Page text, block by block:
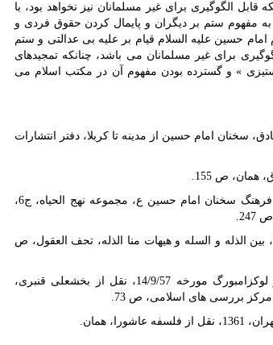
الگوگیری برای غیر مسلمانان نیز نخواهد بود، با
مفهوم ستم بر دیگران و پایمال کردن حقوق فردی و
امام حسین عليه السلام قیام بر علیه بی عدالتی و ستم
برای غیر مسلمانان می باشد، چنانکه تمجیدهای
» و گسترده بودن مفهوم آن در مکتب اسلام می
نجمی، محمدصادق، سخنان امام حسین از مدینه تا کربلا، دفتر انتشارات
[3] تذکره الخواص، ص 217، نقل از محمد دشتی، فرهنگ سخنان امام حسین ع، مجموعه نهج الحیاه، ج6،
بین الذله و السله و هیهات منا الذله، تحف العقول، ص
[5] کتاب «پیام انقلاب»، ج3، مصاحبه امام با رادیو لوکزامبورگ مورخه 14/9/57، نقل از بخشعلی قنبری،
بررسی های اسلامی، ص 73.